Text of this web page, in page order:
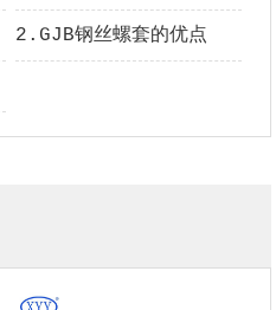
2.GJB钢丝螺套的优点